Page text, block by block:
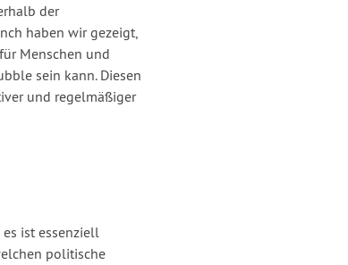
der
haben wir gezeigt,
Menschen und
sein kann. Diesen
und regelmäßiger
ist essenziell
politische